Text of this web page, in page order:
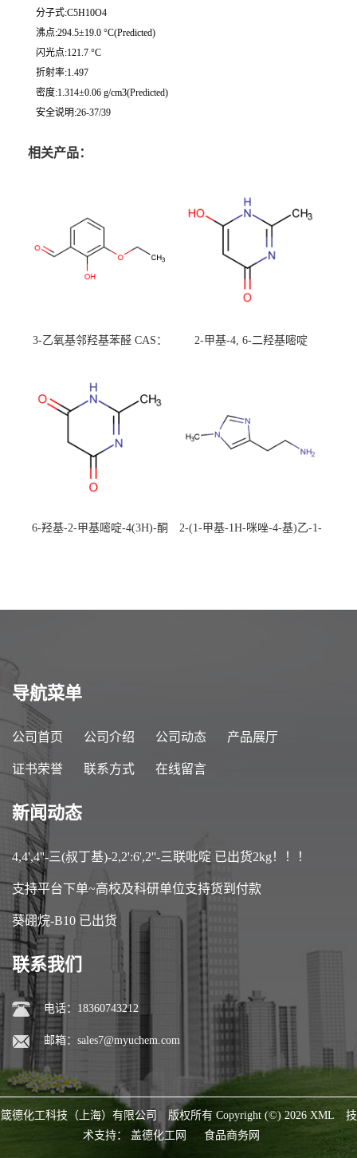
分子式:C5H10O4
沸点:294.5±19.0 °C(Predicted)
闪光点:121.7 °C
折射率:1.497
密度:1.314±0.06 g/cm3(Predicted)
安全说明:26-37/39
相关产品：
3-乙氧基邻羟基苯醛 CAS：
校可先用后付
2-甲基-4, 6-二羟基嘧啶
6-羟基-2-甲基嘧啶-4(3H)-酮
2-(1-甲基-1H-咪唑-4-基)乙-1-
导航菜单
公司首页 公司介绍 公司动态 产品展厅
证书荣誉 联系方式 在线留言
新闻动态
4,4',4''-三(叔丁基)-2,2':6',2''-三联吡啶 已出货2kg！！！
支持平台下单~高校及科研单位支持货到付款
葵硼烷-B10 已出货
联系我们
电话：18360743212
邮箱： sales7@myuchem.com
箴德化工科技（上海）有限公司 版权所有 Copyright (©) 2026 XML
技
术支持： 盖德化工网 食品商务网